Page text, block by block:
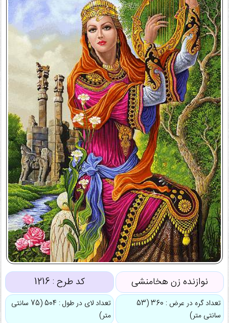
نوازنده زن هخامنشی کد طرح : 1216
تعداد گره در عرض : 360 (53
سانتی متر)
تعداد لای در طول : 504 (75 سانتی
متر)